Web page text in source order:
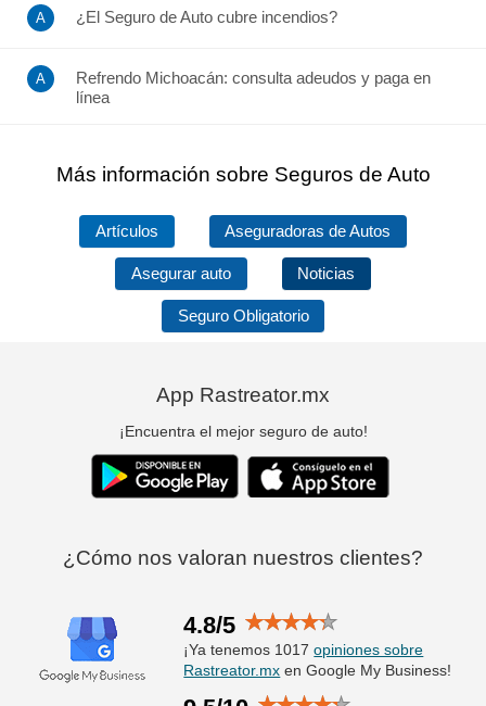
¿El Seguro de Auto cubre incendios?
Refrendo Michoacán: consulta adeudos y paga en
línea
Más información sobre Seguros de Auto
Artículos Aseguradoras de Autos
Asegurar auto Noticias
Seguro Obligatorio
App Rastreator.mx
¡Encuentra el mejor seguro de auto!
¿Cómo nos valoran nuestros clientes?
4.8/5
¡Ya tenemos 1017opiniones sobre
Rastreator.mx en Google My Business!